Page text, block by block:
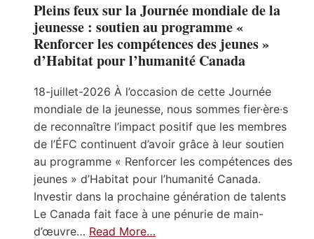
Pleins feux sur la Journée mondiale de la
jeunesse : soutien au programme «
Renforcer les compétences des jeunes »
d’Habitat pour l’humanité Canada
18-juillet-2026 À l’occasion de cette Journée
mondiale de la jeunesse, nous sommes fier·ère·s
de reconnaître l’impact positif que les membres
de l’ÉFC continuent d’avoir grâce à leur soutien
au programme « Renforcer les compétences des
jeunes » d’Habitat pour l’humanité Canada.
Investir dans la prochaine génération de talents
Le Canada fait face à une pénurie de main-
d’œuvre… Read More…